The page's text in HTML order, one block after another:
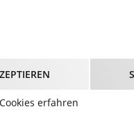
eine
erfahren